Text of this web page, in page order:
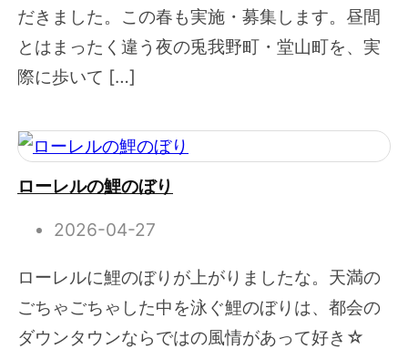
だきました。この春も実施・募集します。昼間
とはまったく違う夜の兎我野町・堂山町を、実
際に歩いて […]
ローレルの鯉のぼり
2026-04-27
ローレルに鯉のぼりが上がりましたな。天満の
ごちゃごちゃした中を泳ぐ鯉のぼりは、都会の
ダウンタウンならではの風情があって好き☆